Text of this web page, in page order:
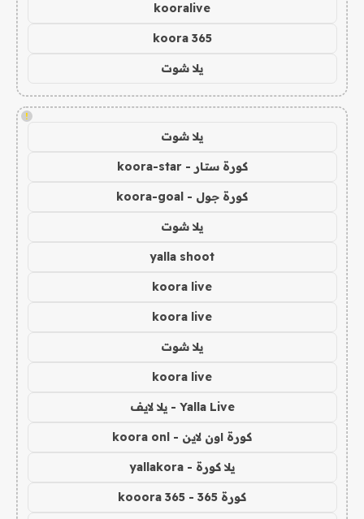
kooralive
koora 365
يلا شوت
!
يلا شوت
كورة ستار - koora-star
كورة جول - koora-goal
يلا شوت
yalla shoot
koora live
koora live
يلا شوت
koora live
Yalla Live - يلا لايف
كورة اون لاين - koora onl
يلا كورة - yallakora
كورة 365 - kooora 365